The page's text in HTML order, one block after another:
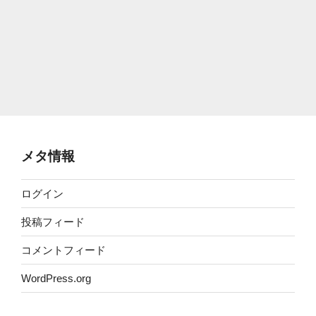
メタ情報
ログイン
投稿フィード
コメントフィード
WordPress.org